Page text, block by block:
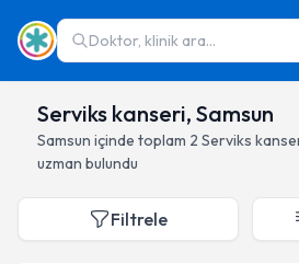
Doktor, klinik ara...
Serviks kanseri, Samsun
Samsun içinde toplam 2 Serviks
uzman bulundu
Filtrele